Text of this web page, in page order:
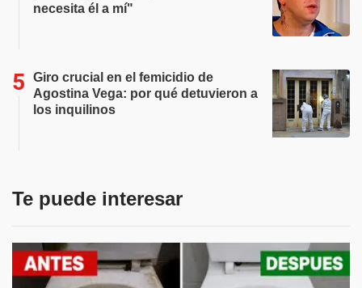
necesita él a mí"
Giro crucial en el femicidio de
Agostina Vega: por qué detuvieron a
los inquilinos
Te puede interesar